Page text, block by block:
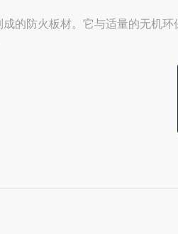
的防火板材。它与适量的无机环